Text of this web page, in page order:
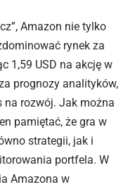
Amazon nie tylko
rynek za
1,59 USD na akcję w
prognozy analityków,
na rozwój. Jak można
pamiętać, że gra w
strategii, jak i
portfela. W
Amazona w